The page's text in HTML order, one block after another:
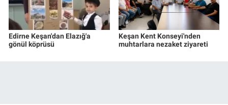
Edirne Keşan'dan Elazığ'a
gönül köprüsü
Keşan Kent Konseyi'nden
muhtarlara nezaket ziyareti